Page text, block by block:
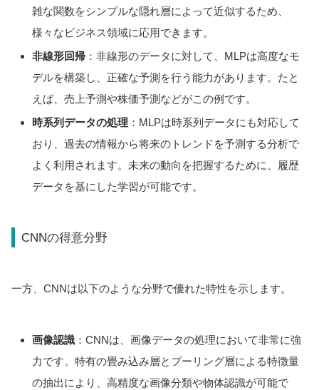
雑な関数をシンプルな隠れ層によって近似するため、
様々なビジネス領域に応用できます。
非線形回帰 ：非線形のデータに対して、MLPは高度なモ
デルを構築し、正確な予測を行う能力があります。たと
えば、売上予測や株価予測などがこの例です。
時系列データの処理 ：MLPは時系列データにも対応して
おり、過去の情報から将来のトレンドを予測する分析で
よく利用されます。未来の動向を把握するために、履歴
データを基にした学習が可能です。
CNNの得意分野
一方、CNNは以下のような分野で優れた特性を示します。
画像認識 ：CNNは、画像データの処理において非常に強
力です。特有の畳み込み層とプーリング層による特徴量
の抽出により、高精度な画像分類や物体認識が可能で